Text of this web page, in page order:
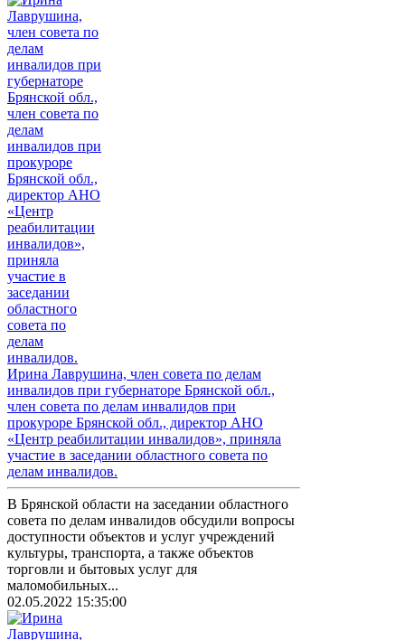
Ирина Лаврушина, член совета по делам
инвалидов при губернаторе Брянской обл.,
член совета по делам инвалидов при
прокуроре Брянской обл., директор АНО
«Центр реабилитации инвалидов», приняла
участие в заседании областного совета по
делам инвалидов.
В Брянской области на заседании областного
совета по делам инвалидов обсудили вопросы
доступности объектов и услуг учреждений
культуры, транспорта, а также объектов
торговли и бытовых услуг для
маломобильных...
02.05.2022 15:35:00